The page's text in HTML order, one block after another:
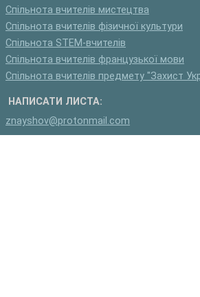
Спільнота вчителів мистецтва
Спільнота вчителів фізичної культури
Спільнота STEM-вчителів
Спільнота вчителів французької мови
Спільнота вчителів предмету "Захист
НАПИСАТИ ЛИСТА:
znayshov@protonmail.com